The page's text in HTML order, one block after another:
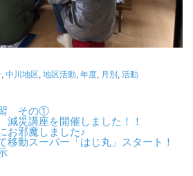
, 中川地区, 地区活動, 年度, 月別 , 活動
習 その①
災講座を開催しました！！
お邪魔しました♪
移動スーパー「はじ丸」スタート！